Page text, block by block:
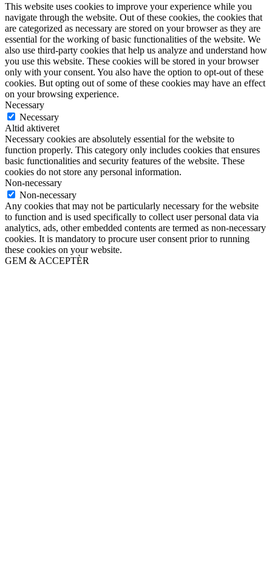
This website uses cookies to improve your experience while you
navigate through the website. Out of these cookies, the cookies that
are categorized as necessary are stored on your browser as they are
essential for the working of basic functionalities of the website. We
also use third-party cookies that help us analyze and understand how
you use this website. These cookies will be stored in your browser
only with your consent. You also have the option to opt-out of these
cookies. But opting out of some of these cookies may have an effect
on your browsing experience.
Necessary
Necessary
Altid aktiveret
Necessary cookies are absolutely essential for the website to
function properly. This category only includes cookies that ensures
basic functionalities and security features of the website. These
cookies do not store any personal information.
Non-necessary
Non-necessary
Any cookies that may not be particularly necessary for the website
to function and is used specifically to collect user personal data via
analytics, ads, other embedded contents are termed as non-necessary
cookies. It is mandatory to procure user consent prior to running
these cookies on your website.
GEM & ACCEPTÈR